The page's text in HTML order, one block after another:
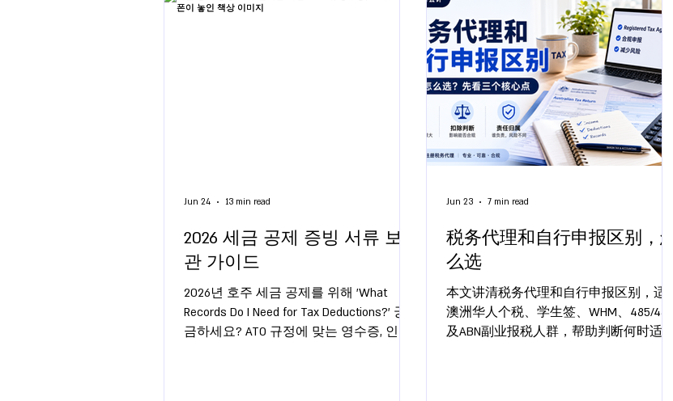
2026 세금 공제 증빙 서류 보
관 가이드
2026년 호주 세금 공제를 위해 'What
Records Do I Need for Tax Deductions?' 궁
금하세요? ATO 규정에 맞는 영수증, 인보
Jun 24 13 min read
税务代理和自行申报区别，怎
么选
本文讲清税务代理和自行申报区别，适合
澳洲华人个税、学生签、WHM、485/482
及ABN副业报税人群，帮助判断何时适合
Jun 23 7 min read